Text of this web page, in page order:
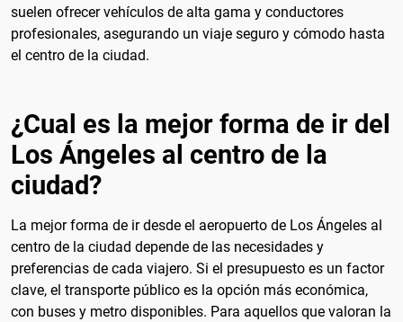
suelen ofrecer vehículos de alta gama y conductores
profesionales, asegurando un viaje seguro y cómodo hasta
el centro de la ciudad.
¿Cual es la mejor forma de ir del
Los Ángeles al centro de la
ciudad?
La mejor forma de ir desde el aeropuerto de Los Ángeles al
centro de la ciudad depende de las necesidades y
preferencias de cada viajero. Si el presupuesto es un factor
clave, el transporte público es la opción más económica,
con buses y metro disponibles. Para aquellos que valoran la